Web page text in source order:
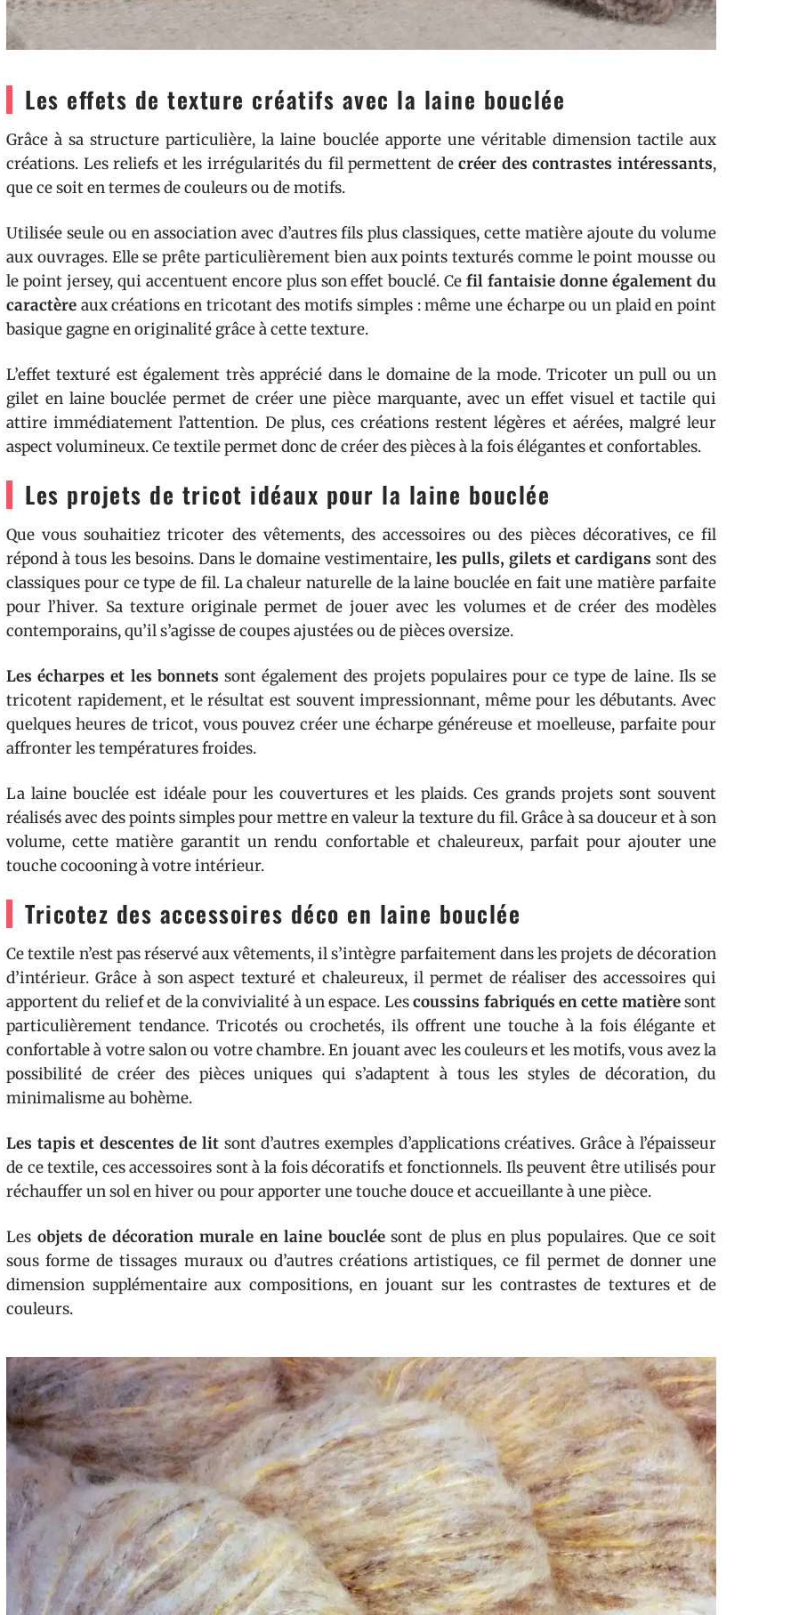
Les effets de texture créatifs avec la laine bouclée
Grâce à sa structure particulière, la laine bouclée apporte une véritable dimension tactile aux
créations. Les reliefs et les irrégularités du fil permettent decréer des contrastes intéressants,
que ce soit en termes de couleurs ou de motifs.
Utilisée seule ou en association avec d’autres fils plus classiques, cette matière ajoute du volume
aux ouvrages. Elle se prête particulièrement bien aux points texturés comme le point mousse ou
le point jersey, qui accentuent encore plus son effet bouclé. Cefil fantaisie donne également du
caractère aux créations en tricotant des motifs simples : même une écharpe ou un plaid en point
basique gagne en originalité grâce à cette texture.
L’effet texturé est également très apprécié dans le domaine de la mode. Tricoter un pull ou un
gilet en laine bouclée permet de créer une pièce marquante, avec un effet visuel et tactile qui
attire immédiatement l’attention. De plus, ces créations restent légères et aérées, malgré leur
aspect volumineux. Ce textile permet donc de créer des pièces à la fois élégantes et confortables.
Les projets de tricot idéaux pour la laine bouclée
Que vous souhaitiez tricoter des vêtements, des accessoires ou des pièces décoratives, ce fil
répond à tous les besoins. Dans le domaine vestimentaire, les pulls, gilets et cardigans sont des
classiques pour ce type de fil. La chaleur naturelle de la laine bouclée en fait une matière parfaite
pour l’hiver. Sa texture originale permet de jouer avec les volumes et de créer des modèles
contemporains, qu’il s’agisse de coupes ajustées ou de pièces oversize.
Les écharpes et les bonnets sont également des projets populaires pour ce type de laine. Ils se
tricotent rapidement, et le résultat est souvent impressionnant, même pour les débutants. Avec
quelques heures de tricot, vous pouvez créer une écharpe généreuse et moelleuse, parfaite pour
affronter les températures froides.
La laine bouclée est idéale pour les couvertures et les plaids. Ces grands projets sont souvent
réalisés avec des points simples pour mettre en valeur la texture du fil. Grâce à sa douceur et à son
volume, cette matière garantit un rendu confortable et chaleureux, parfait pour ajouter une
touche cocooning à votre intérieur.
Tricotez des accessoires déco en laine bouclée
Ce textile n’est pas réservé aux vêtements, il s’intègre parfaitement dans les projets de décoration
d’intérieur. Grâce à son aspect texturé et chaleureux, il permet de réaliser des accessoires qui
apportent du relief et de la convivialité à un espace. Lescoussins fabriqués en cette matièresont
particulièrement tendance. Tricotés ou crochetés, ils offrent une touche à la fois élégante et
confortable à votre salon ou votre chambre. En jouant avec les couleurs et les motifs, vous avez la
possibilité de créer des pièces uniques qui s’adaptent à tous les styles de décoration, du
minimalisme au bohème.
Les tapis et descentes de lit sont d’autres exemples d’applications créatives. Grâce à l’épaisseur
de ce textile, ces accessoires sont à la fois décoratifs et fonctionnels. Ils peuvent être utilisés pour
réchauffer un sol en hiver ou pour apporter une touche douce et accueillante à une pièce.
Les objets de décoration murale en laine boucléesont de plus en plus populaires. Que ce soit
sous forme de tissages muraux ou d’autres créations artistiques, ce fil permet de donner une
dimension supplémentaire aux compositions, en jouant sur les contrastes de textures et de
couleurs.